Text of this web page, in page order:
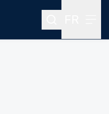
Rechercher